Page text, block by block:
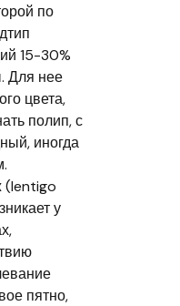
по
15-30%
Для нее
цвета,
полип, с
иногда
(lentigo
у
пятно,